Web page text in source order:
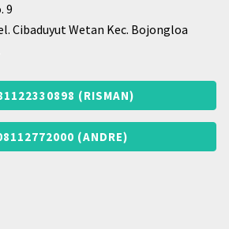
9
Cibaduyut Wetan Kec. Bojongloa
(RISMAN)
(ANDRE)